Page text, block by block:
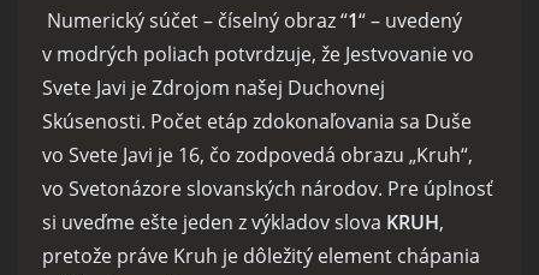
Numerický súčet – číselný obraz “1“ – uvedený
v modrých poliach potvrdzuje, že Jestvovanie vo
Svete Javi je Zdrojom našej Duchovnej
Skúsenosti. Počet etáp zdokonaľovania sa Duše
vo Svete Javi je 16, čo zodpovedá obrazu „Kruh“,
vo Svetonázore slovanských národov. Pre úplnosť
si uveďme ešte jeden z výkladov slova KRUH,
pretože práve Kruh je dôležitý element chápania